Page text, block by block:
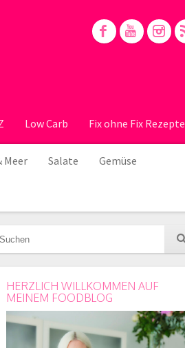
Low Carb Fix ohne Fix Rezepte
Meer Salate Gemüse
HERZLICH WILLKOMMEN AUF
MEINEM FOODBLOG